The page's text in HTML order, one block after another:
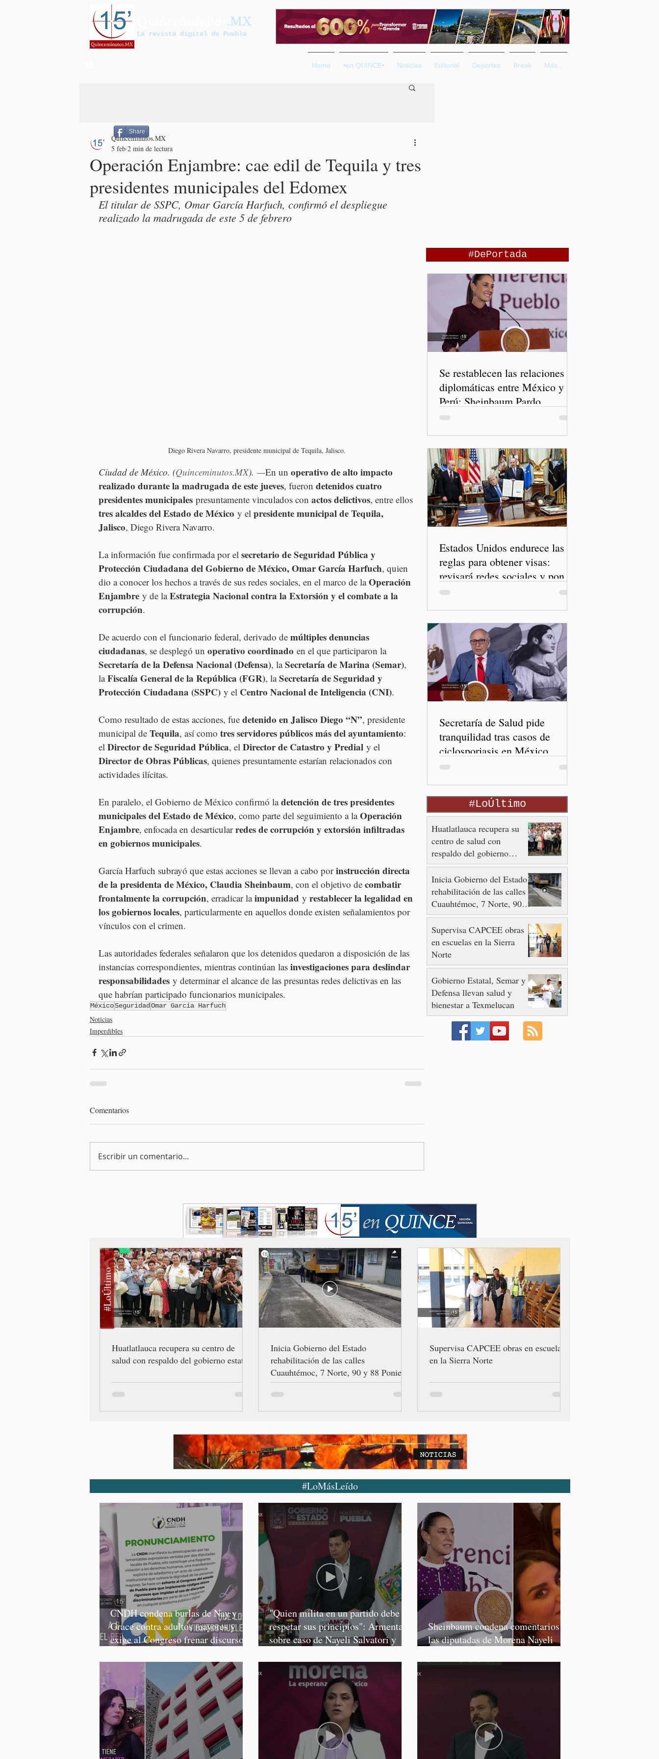
.MX
La revista digital de Puebla
Home •en QUINCE• Noticias Editorial Deportes Break Más...
Operación Enjambre: cae edil de Tequila y tres
presidentes municipales del Edomex
Quinceminutos.MX
5 feb 2 min de lectura
El titular de SSPC, Omar García Harfuch, confirmó el despliegue
realizado la madrugada de este 5 de febrero
Diego Rivera Navarro, presidente municipal de Tequila, Jalisco.
Ciudad de México. (Quinceminutos.MX). —En un operativo de alto impacto
realizado durante la madrugada de este jueves, fueron detenidos cuatro
presidentes municipales presuntamente vinculados con actos delictivos, entre ellos
tres alcaldes del Estado de México y el presidente municipal de Tequila,
Jalisco, Diego Rivera Navarro.
La información fue confirmada por el secretario de Seguridad Pública y
Protección Ciudadana del Gobierno de México, Omar García Harfuch, quien
dio a conocer los hechos a través de sus redes sociales, en el marco de la Operación
Enjambre y de la Estrategia Nacional contra la Extorsión y el combate a la
corrupción.
De acuerdo con el funcionario federal, derivado de múltiples denuncias
ciudadanas, se desplegó un operativo coordinado en el que participaron la
Secretaría de la Defensa Nacional (Defensa), la Secretaría de Marina (Semar),
la Fiscalía General de la República (FGR), la Secretaría de Seguridad y
Protección Ciudadana (SSPC) y el Centro Nacional de Inteligencia (CNI).
Como resultado de estas acciones, fue detenido en Jalisco Diego “N”, presidente
municipal de Tequila, así como tres servidores públicos más del ayuntamiento:
el Director de Seguridad Pública, el Director de Catastro y Predial y el
Director de Obras Públicas, quienes presuntamente estarían relacionados con
actividades ilícitas.
En paralelo, el Gobierno de México confirmó la detención de tres presidentes
municipales del Estado de México, como parte del seguimiento a la Operación
Enjambre, enfocada en desarticular redes de corrupción y extorsión infiltradas
en gobiernos municipales.
García Harfuch subrayó que estas acciones se llevan a cabo por instrucción directa
de la presidenta de México, Claudia Sheinbaum, con el objetivo de combatir
frontalmente la corrupción, erradicar la impunidad y restablecer la legalidad en
los gobiernos locales, particularmente en aquellos donde existen señalamientos por
vínculos con el crimen.
Las autoridades federales señalaron que los detenidos quedaron a disposición de las
instancias correspondientes, mientras continúan las investigaciones para deslindar
responsabilidades y determinar el alcance de las presuntas redes delictivas en las
que habrían participado funcionarios municipales.
MéxicoSeguridad Omar García Harfuch
Noticias
Imperdibles
Comentarios
Escribir un comentario...
Share
#DePortada
Se restablecen las relaciones
diplomáticas entre México y
Perú: Sheinbaum Pardo
Estados Unidos endurece las
reglas para obtener visas:
revisará redes sociales y pone
freno al Turismo de Nacimiento
Secretaría de Salud pide
tranquilidad tras casos de
ciclosporiasis en México
#LoÚltimo
Huatlatlauca recupera su
centro de salud con
respaldo del gobierno
estatal
Inicia Gobierno del Estado
rehabilitación de las calles
Cuauhtémoc, 7 Norte, 90 y
88 Poniente
Supervisa CAPCEE obras
en escuelas en la Sierra
Norte
Gobierno Estatal, Semar y
Defensa llevan salud y
bienestar a Texmelucan
Huatlatlauca recupera su centro de
salud con respaldo del gobierno estatal
Inicia Gobierno del Estado
rehabilitación de las calles
Cuauhtémoc, 7 Norte, 90 y 88 Poniente
Supervisa CAPCEE obras en escuelas
en la Sierra Norte
#LoÚltimo
#LoMásLeído
CNDH condena burlas de Nay y
Grace contra adultos mayores y
exige al Congreso frenar discursos
"Quien milita en un partido debe
respetar sus principios": Armenta,
sobre caso de Nayeli Salvatori y
Sheinbaum condena comentarios de
las diputadas de Morena Nayeli